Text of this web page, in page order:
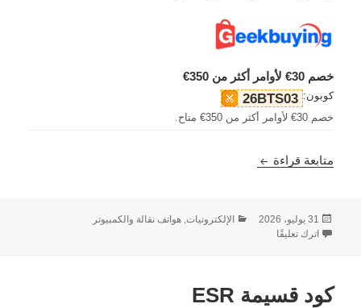
خصم 30€ لأوامر أكثر من 350€
كوبون: 26BTS03
خصم 30€ لأوامر أكثر من 350€ متاح.
متابعة قراءة رمز القسيمة GeekBuying
نُشرت
في
31 يوليو، 2026 التصنيفات
الإلكترونيات, هواتف نقالة والكمبيوتر
اترك تعليقًا
كود قسيمة ESR